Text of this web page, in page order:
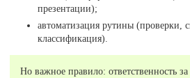
презентации);
автоматизация рутины (проверки,
классификация).
Но важное правило: ответственность